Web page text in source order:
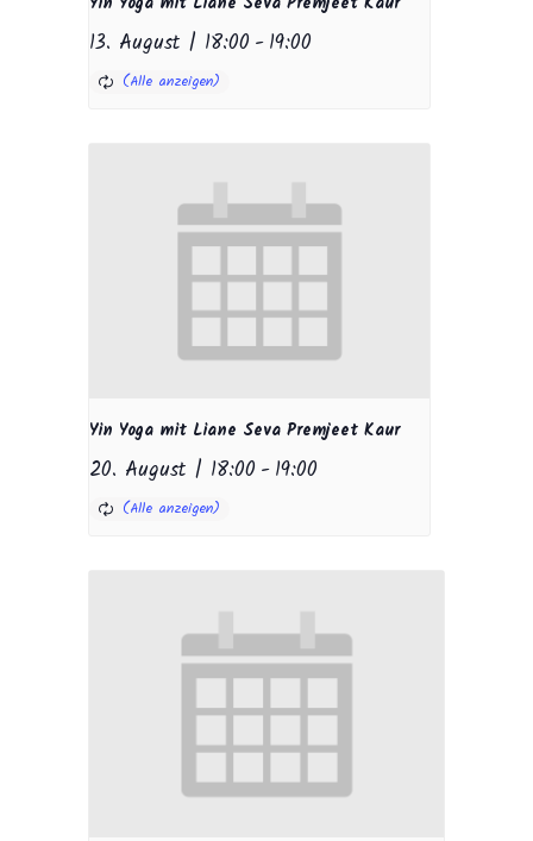
13. August | 18:00 -19:00
Yin Yoga mit Liane Seva Premjeet Kaur
20. August | 18:00 -19:00